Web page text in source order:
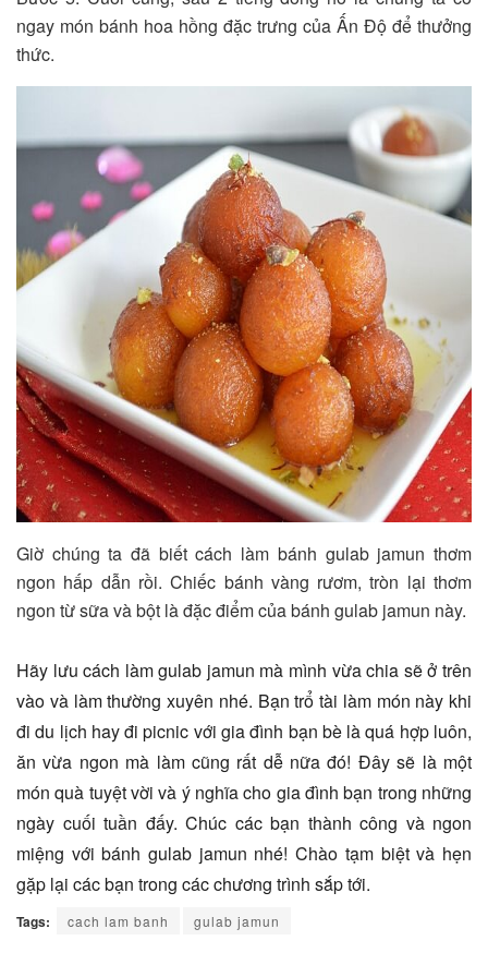
ngay món bánh hoa hồng đặc trưng của Ấn Độ để thưởng
thức.
Giờ chúng ta đã biết cách làm bánh gulab jamun thơm
ngon hấp dẫn rồi. Chiếc bánh vàng rươm, tròn lại thơm
ngon từ sữa và bột là đặc điểm của bánh gulab jamun này.
Hãy lưu cách làm gulab jamun mà mình vừa chia sẽ ở trên
vào và làm thường xuyên nhé. Bạn trổ tài làm món này khi
đi du lịch hay đi picnic với gia đình bạn bè là quá hợp luôn,
ăn vừa ngon mà làm cũng rất dễ nữa đó! Đây sẽ là một
món quà tuyệt vời và ý nghĩa cho gia đình bạn trong những
ngày cuối tuần đấy. Chúc các bạn thành công và ngon
miệng với bánh gulab jamun nhé! Chào tạm biệt và hẹn
gặp lại các bạn trong các chương trình sắp tới.
Tags: cach lam banh gulab jamun